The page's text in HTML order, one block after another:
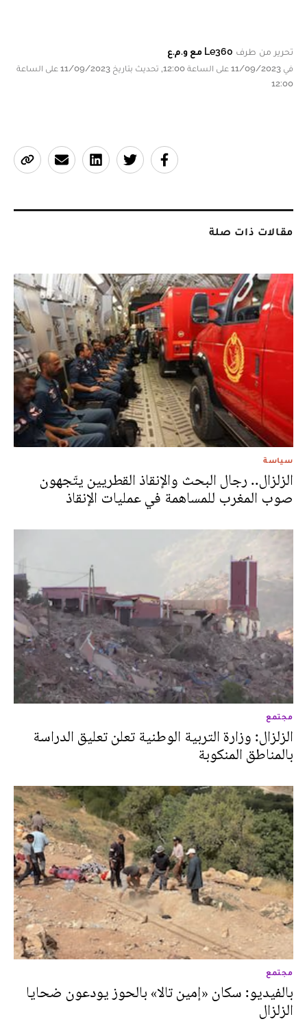
تحرير من طرف Le360 مع و.م.ع
في 11/09/2023 على الساعة 12:00, تحديث بتاريخ 11/09/2023 على الساعة
12:00
مقالات ذات صلة
سياسة
الزلزال.. رجال البحث والإنقاذ القطريين يتّجهون
صوب المغرب للمساهمة في عمليات الإنقاذ
مجتمع
الزلزال: وزارة التربية الوطنية تعلن تعليق الدراسة
بالمناطق المنكوبة
مجتمع
بالفيديو: سكان «إمين تالا» بالحوز يودعون ضحايا
الزلزال